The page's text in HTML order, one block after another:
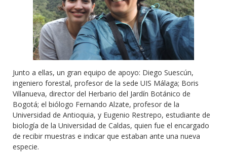
Junto a ellas, un gran equipo de apoyo: Diego Suescún,
ingeniero forestal, profesor de la sede UIS Málaga; Boris
Villanueva, director del Herbario del Jardín Botánico de
Bogotá; el biólogo Fernando Alzate, profesor de la
Universidad de Antioquia, y Eugenio Restrepo, estudiante de
biología de la Universidad de Caldas, quien fue el encargado
de recibir muestras e indicar que estaban ante una nueva
especie.